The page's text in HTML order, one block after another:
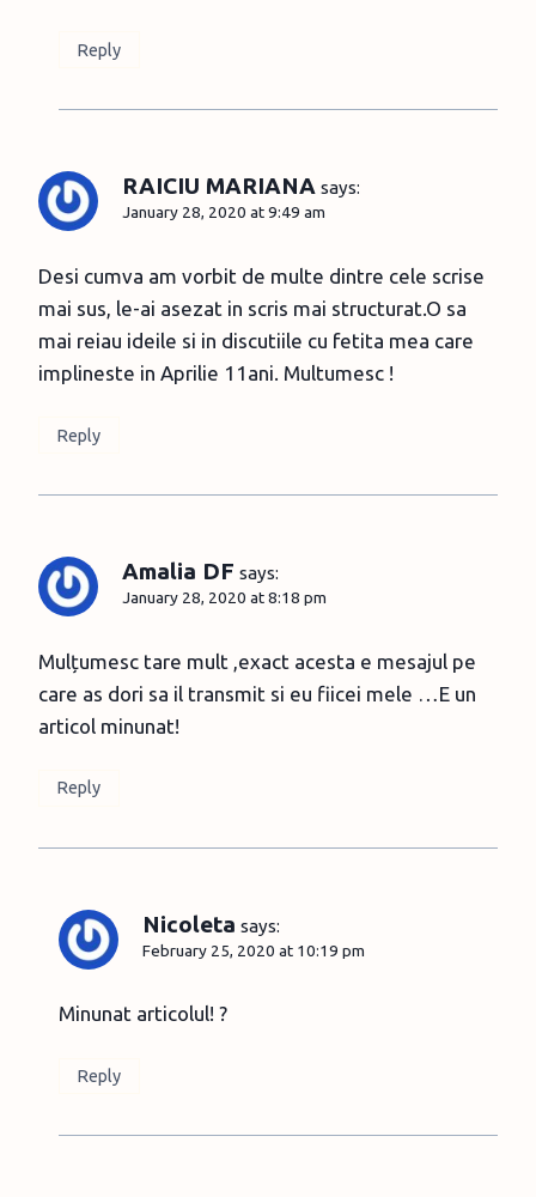
Reply
RAICIU MARIANA says:
January 28, 2020 at 9:49 am
Desi cumva am vorbit de multe dintre cele scrise
mai sus, le-ai asezat in scris mai structurat.O sa
mai reiau ideile si in discutiile cu fetita mea care
implineste in Aprilie 11ani. Multumesc !
Reply
Amalia DF says:
January 28, 2020 at 8:18 pm
Mulțumesc tare mult ,exact acesta e mesajul pe
care as dori sa il transmit si eu fiicei mele …E un
articol minunat!
Reply
Nicoleta says:
February 25, 2020 at 10:19 pm
Minunat articolul! ?
Reply